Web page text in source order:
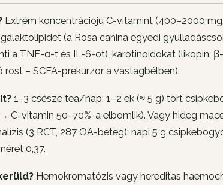
Extrém koncentrációjú C-vitamint (400–2000
(a Rosa canina egyedi
a TNF-α-t és IL-6-ot), karotinoidokat (likopin,
rost – SCFA-prekurzor a vastagbélben).
1–3 csésze tea/nap: 1–2 ek (≈ 5 g) tört
C-vitamin 50–70%-a elbomlik). Vagy hideg
(3 RCT, 287 OA-beteg): napi 5 g
0,37.
Hemokromatózis vagy hereditas